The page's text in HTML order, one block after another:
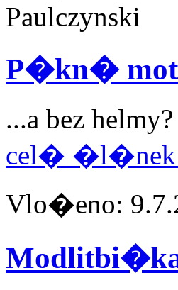
Paulczynski
P�kn�
...a bez helmy?
cel� �l�nek
Vlo�eno: